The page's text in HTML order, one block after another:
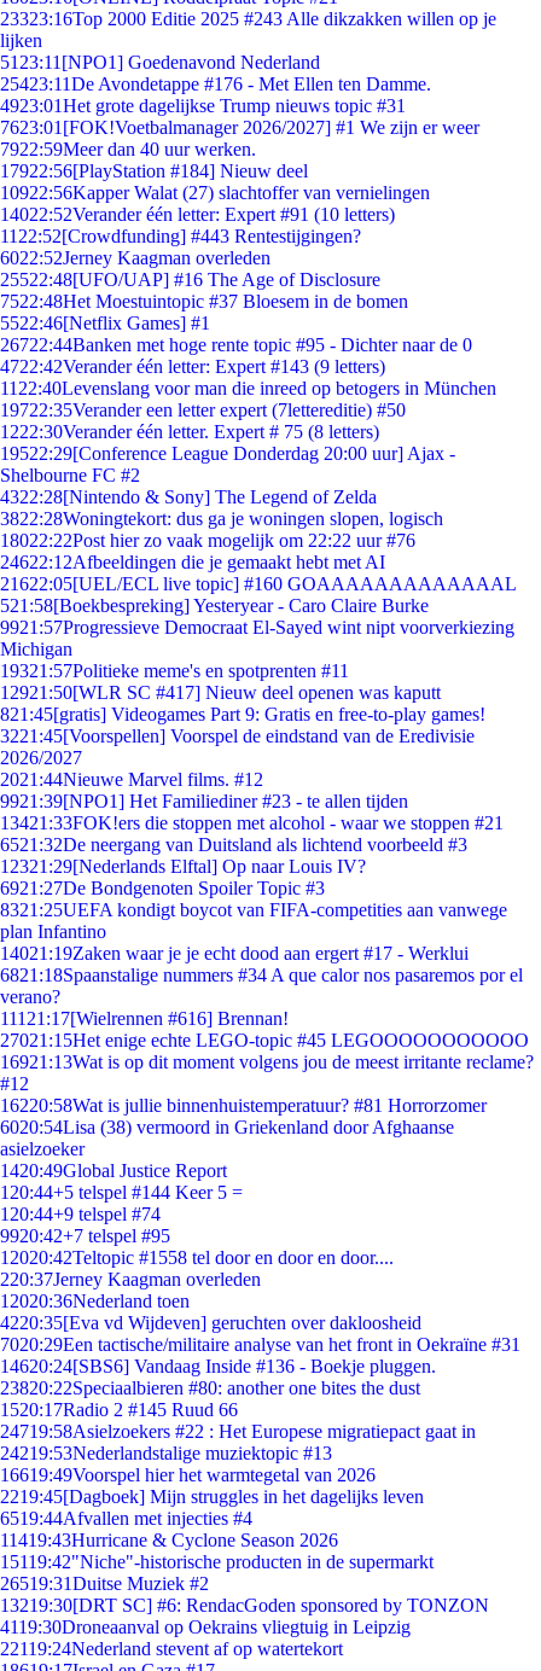
23323:16Top 2000 Editie 2025 #243 Alle dikzakken willen op je
lijken
51 23:11 [NPO1] Goedenavond Nederland
25423:11De Avondetappe #176 - Met Ellen ten Damme.
4923:01Het grote dagelijkse Trump nieuws topic #31
7623:01 [FOK!Voetbalmanager 2026/2027] #1 We zijn er weer
7922:59Meer dan 40 uur werken.
17922:56[PlayStation #184] Nieuw deel
10922:56Kapper Walat (27) slachtoffer van vernielingen
14022:52Verander één letter: Expert #91 (10 letters)
11 22:52[Crowdfunding] #443 Rentestijgingen?
6022:52Jerney Kaagman overleden
25522:48[UFO/UAP] #16 The Age of Disclosure
7522:48Het Moestuintopic #37 Bloesem in de bomen
5522:46[Netflix Games] #1
26722:44Banken met hoge rente topic #95 - Dichter naar de 0
4722:42Verander één letter: Expert #143 (9 letters)
11 22:40Levenslang voor man die inreed op betogers in München
19722:35Verander een letter expert (7lettereditie) #50
1222:30Verander één letter. Expert # 75 (8 letters)
19522:29[Conference League Donderdag 20:00 uur] Ajax -
Shelbourne FC #2
4322:28[Nintendo & Sony] The Legend of Zelda
3822:28Woningtekort: dus ga je woningen slopen, logisch
18022:22Post hier zo vaak mogelijk om 22:22 uur #76
24622:12Afbeeldingen die je gemaakt hebt met AI
21622:05[UEL/ECL live topic] #160 GOAAAAAAAAAAAAAL
521:58[Boekbespreking] Yesteryear - Caro Claire Burke
9921:57Progressieve Democraat El-Sayed wint nipt voorverkiezing
Michigan
19321:57Politieke meme's en spotprenten #11
12921:50[WLR SC #417] Nieuw deel openen was kaputt
821:45[gratis] Videogames Part 9: Gratis en free-to-play games!
3221:45[Voorspellen] Voorspel de eindstand van de Eredivisie
2026/2027
2021:44Nieuwe Marvel films. #12
9921:39[NPO1] Het Familiediner #23 - te allen tijden
13421:33FOK!ers die stoppen met alcohol - waar we stoppen #21
6521:32De neergang van Duitsland als lichtend voorbeeld #3
12321:29[Nederlands Elftal] Op naar Louis IV?
6921:27De Bondgenoten Spoiler Topic #3
8321:25UEFA kondigt boycot van FIFA-competities aan vanwege
plan Infantino
14021:19Zaken waar je je echt dood aan ergert #17 - Werklui
6821:18Spaanstalige nummers #34 A que calor nos pasaremos por el
verano?
111 21:17[Wielrennen #616] Brennan!
27021:15Het enige echte LEGO-topic #45 LEGOOOOOOOOOOO
16921:13Wat is op dit moment volgens jou de meest irritante reclame?
#12
16220:58Wat is jullie binnenhuistemperatuur? #81 Horrorzomer
6020:54Lisa (38) vermoord in Griekenland door Afghaanse
asielzoeker
1420:49Global Justice Report
1 20:44+5 telspel #144 Keer 5 =
1 20:44+9 telspel #74
9920:42+7 telspel #95
12020:42Teltopic #1558 tel door en door en door....
220:37Jerney Kaagman overleden
12020:36Nederland toen
4220:35[Eva vd Wijdeven] geruchten over dakloosheid
7020:29Een tactische/militaire analyse van het front in Oekraïne #31
14620:24[SBS6] Vandaag Inside #136 - Boekje pluggen.
23820:22Speciaalbieren #80: another one bites the dust
1520:17Radio 2 #145 Ruud 66
24719:58Asielzoekers #22 : Het Europese migratiepact gaat in
24219:53Nederlandstalige muziektopic #13
16619:49Voorspel hier het warmtegetal van 2026
2219:45[Dagboek] Mijn struggles in het dagelijks leven
6519:44Afvallen met injecties #4
11419:43Hurricane & Cyclone Season 2026
15119:42"Niche"-historische producten in de supermarkt
26519:31Duitse Muziek #2
13219:30[DRT SC] #6: RendacGoden sponsored by TONZON
4119:30Droneaanval op Oekrains vliegtuig in Leipzig
22119:24Nederland stevent af op watertekort